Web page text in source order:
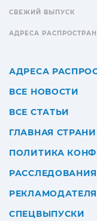
СВЕЖИЙ ВЫПУСК
АДРЕСА
АДРЕСА
ВСЕ НОВОСТИ
ВСЕ СТАТЬИ
ГЛАВНАЯ
ПОЛИТИКА
РАССЛЕДОВАНИЯ
СПЕЦВЫПУСКИ